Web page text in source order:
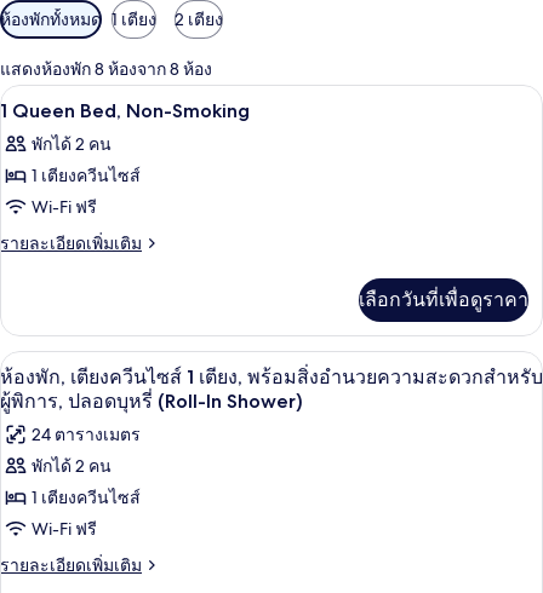
ตัว
กรอง
ที่
มี
ให้
สำหรับ
ห้อง
ห้องพักทั้งหมด 1 เตียง 2 เตียง
แสดงห้องพัก 8 ห้องจาก 8 ห้อง
เปิด
ภาพถ่าย
ทั้งหมด
ของ
1
Non-
Smoking
เตียงพร้อมฟูกเสริมที่นอน, ตู้นิรภัยในห้
1
1 Queen Bed, Non-Smoking
พักได้ 2 คน
1 เตียงควีนไซส์
Wi-Fi ฟรี
รายละเอียดเพิ่มเติม
ราย
เกี่ยว
กับ
1
Queen
Bed,
Non-
Smoking
เลือกวันที่เพื่อดูราคา
เปิด
ภาพถ่าย
ทั้งหมด
ของ
ห้อง
พัก,
เตียง
ห้องพัก, เตียงควีนไซส์ 1 เตียง, พร้อมสิ่
9
ห้องพัก, เตียงควีนไซส์ 1 เตียง, พร้อมสิ่งอำนวยความสะดวกสำหรับ
ผู้พิการ, ปลอดบุหรี่ (Roll-In Shower)
24 ตารางเมตร
พักได้ 2 คน
1 เตียงควีนไซส์
Wi-Fi ฟรี
รายละเอียดเพิ่มเติม
ราย